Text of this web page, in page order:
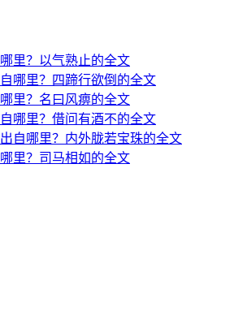
里？以气熟止的全文
哪里？四蹄行欲倒的全文
里？名曰风痹的全文
哪里？借问有酒不的全文
自哪里？内外胧若宝珠的全文
里？司马相如的全文